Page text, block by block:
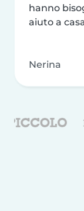
hanno
aiuto a
Nerina